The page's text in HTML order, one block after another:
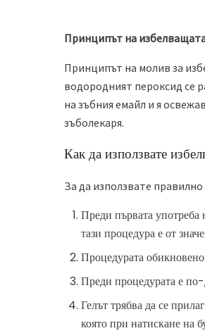
Принципът на
Принципът на молив за
водородният пероксид се
на зъбния емайл и я
зъболекаря.
Как да използвате
За да използвате
Преди първата употреба
тази процедура е от
Процедурата
Преди процедурата е по-
Гелът трябва да се
която при натискане на